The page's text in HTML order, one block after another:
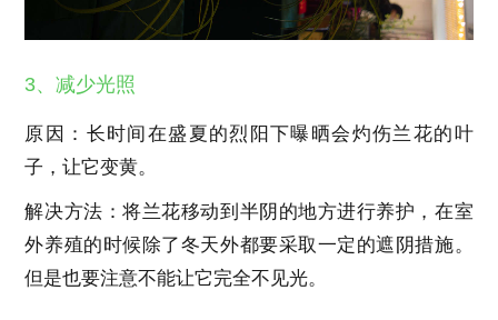
3、减少光照
原因：长时间在盛夏的烈阳下曝晒会灼伤兰花的叶
子，让它变黄。
解决方法：将兰花移动到半阴的地方进行养护，在室
外养殖的时候除了冬天外都要采取一定的遮阴措施。
但是也要注意不能让它完全不见光。